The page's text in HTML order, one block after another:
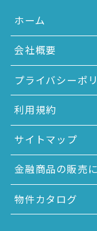
ホーム
会社概要
プライバシーポ
利用規約
サイトマップ
金融商品の販売
物件カタログ